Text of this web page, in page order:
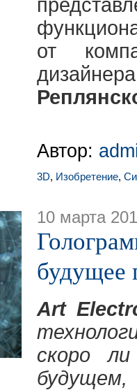
от
Автор:
3D, Изобретение,
10 марта
будущее
Art
скоро
будущем,